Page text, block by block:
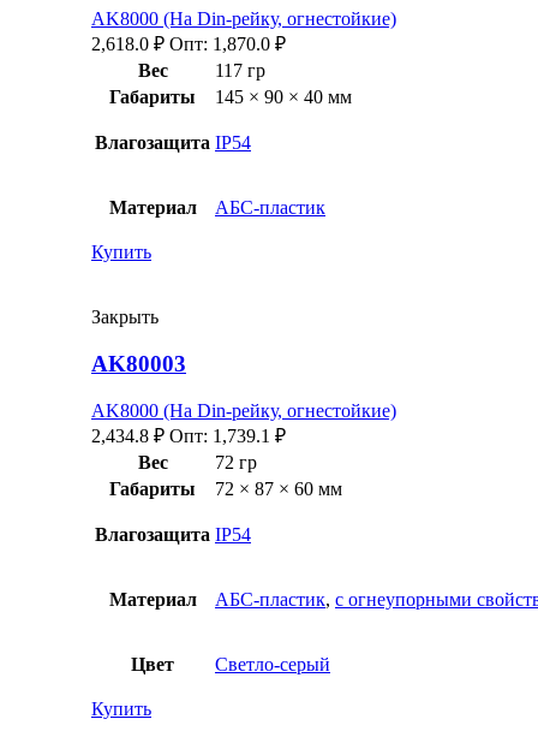
AK8000 (На Din-рейку, огнестойкие)
2,618.0 ₽ Опт: 1,870.0 ₽
Вес
117 гр
Габариты
145 × 90 × 40 мм
Влагозащита IP54
Материал АБС-пластик
Купить
Закрыть
AK80003
AK8000 (На Din-рейку, огнестойкие)
2,434.8 ₽ Опт: 1,739.1 ₽
Вес
72 гр
Габариты
72 × 87 × 60 мм
Влагозащита IP54
Материал АБС-пластик, с огнеупорными
Цвет Светло-серый
Купить